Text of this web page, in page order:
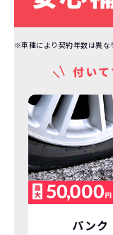
お
通常のカ
しかし、
ず返却して
とで「超低
新型
車はだいた
れています
もちろん、
車に常に乗
く、人にも
維持にかか
コミ。3年
｢自動車重量
※車種により契約年数は異な
パンク